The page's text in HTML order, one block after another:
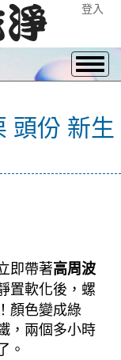
登入
頭份 新生
即帶著高周波
置軟化後，螺
顏色變成綠
，兩個多小時
。